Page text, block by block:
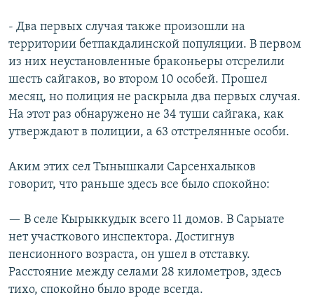
- Два первых случая также произошли на
территории бетпакдалинской популяции. В первом
из них неустановленные браконьеры отсрелили
шесть сайгаков, во втором 10 особей. Прошел
месяц, но полиция не раскрыла два первых случая.
На этот раз обнаружено не 34 туши сайгака, как
утверждают в полиции, а 63 отстрелянные особи.
Аким этих сел Тынышкали Сарсенхалыков
говорит, что раньше здесь все было спокойно:
— В селе Кырыккудык всего 11 домов. В Сарыате
нет участкового инспектора. Достигнув
пенсионного возраста, он ушел в отставку.
Расстояние между селами 28 километров, здесь
тихо, спокойно было вроде всегда.